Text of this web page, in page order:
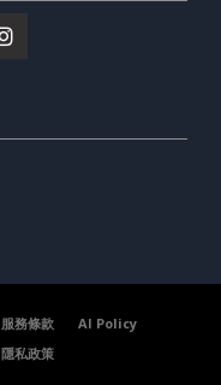
服務條款
AI Policy
隱私政策